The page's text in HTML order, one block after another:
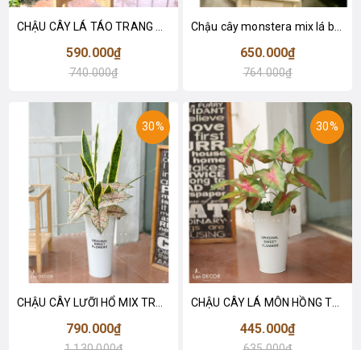
CHẬU CÂY LÁ TÁO TRANG TRÍ KHÔNG GIAN XANH (60CM)- LC2063-5 MIX
590.000₫
740.000₫
Chậu cây monstera mix lá bán hạ hiện đại trang trí nhà (70cm) - CC622
650.000₫
764.000₫
30%
CHẬU CÂY LƯỠI HỔ MIX TRANG TRÍ TIỂU CẢNH (95CM) - CC595
790.000₫
30%
CHẬU CÂY LÁ MÔN HỒNG TRANG TRÍ NHÀ ĐẸP (60cm) - CC592
445.000₫